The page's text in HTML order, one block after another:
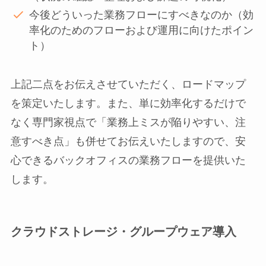
今後どういった業務フローにすべきなのか（効
率化のためのフローおよび運用に向けたポイン
ト）
上記二点をお伝えさせていただく、ロードマップ
を策定いたします。また、単に効率化するだけで
なく専門家視点で「業務上ミスが陥りやすい、注
意すべき点」も併せてお伝えいたしますので、安
心できるバックオフィスの業務フローを提供いた
します。
クラウドストレージ・グループウェア導入